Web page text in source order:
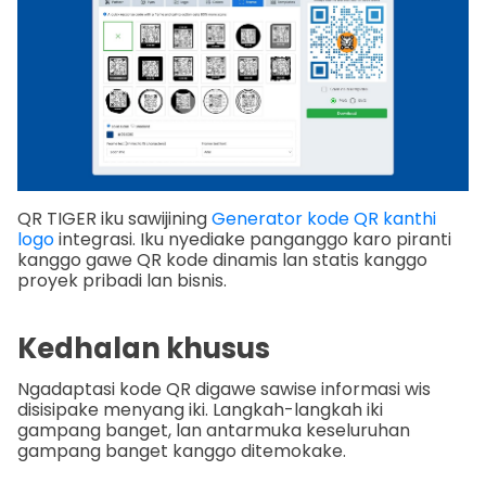
QR TIGER iku sawijiningGenerator kode QR kanthi
logointegrasi. Iku nyediake panganggo karo piranti
kanggo gawe QR kode dinamis lan statis kanggo
proyek pribadi lan bisnis.
Kedhalan khusus
Ngadaptasi kode QR digawe sawise informasi wis
disisipake menyang iki. Langkah-langkah iki
gampang banget, lan antarmuka keseluruhan
gampang banget kanggo ditemokake.